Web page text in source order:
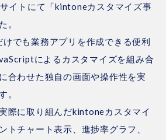
イトにて「kintoneカスタマイズ事
。
でも業務アプリを作成できる便利
によるカスタマイズを組み合
合わせた独自の画面や操作性を実
。
際に取り組んだkintoneカスタマイ
トチャート表示、進捗率グラフ、